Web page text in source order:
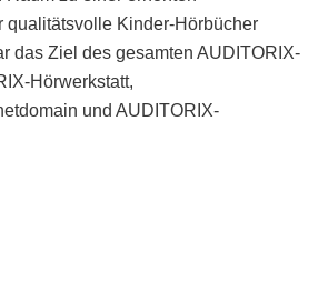
qualitätsvolle Kinder-Hörbücher
das Ziel des gesamten AUDITORIX-
Hörwerkstatt,
und AUDITORIX-